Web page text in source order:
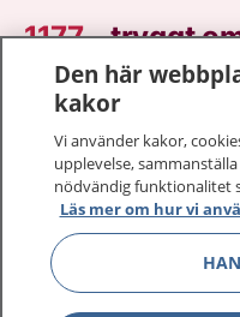
1177–tryggt
På 1177.se får du råd
Logga in för att läsa
vårdärenden. Ring
sjukvårdsrådgivning
1177 ger dig råd när
Den här
kakor
Vi använder kakor,
upplevelse,
nödvändig funktionalitet
Läs mer om hur vi